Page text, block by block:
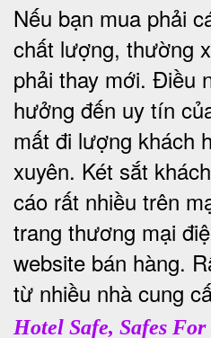
Nếu bạn mua phải
chất lượng, thường
phải thay mới. Điều
hưởng đến uy tín
mất đi lượng khách
xuyên. Két sắt
cáo rất nhiều trên
trang thương mại
website bán hàng.
từ nhiều nhà cung
Hotel Safe, Safes